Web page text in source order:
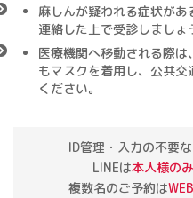
麻しんが疑われる症状が
連絡した上で受診しましょ
医療機関へ移動される際
もマスクを着用し、公共
ください。
ID管理・入力の不要
LINEは本人様のみ
複数名のご予約はWEB